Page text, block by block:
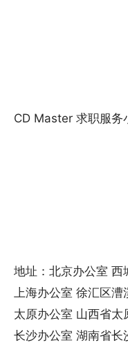
CD Master 求职服
地址：北京办公室 西
上海办公室 徐汇区
太原办公室 山西省太
长沙办公室 湖南省长